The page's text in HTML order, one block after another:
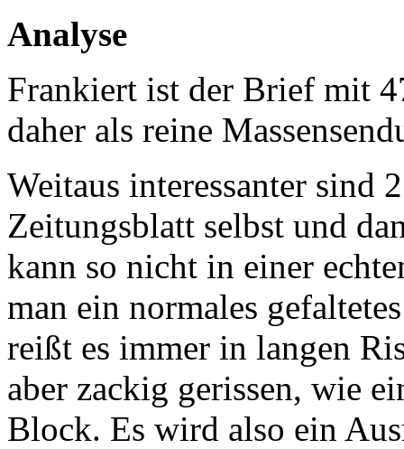
Analyse
Frankiert ist der Brief mit
daher als reine
Weitaus interessanter sind
Zeitungsblatt selbst und
kann so nicht in einer
man ein normales
reißt es immer in langen
aber zackig gerissen, wie
Block. Es wird also ein